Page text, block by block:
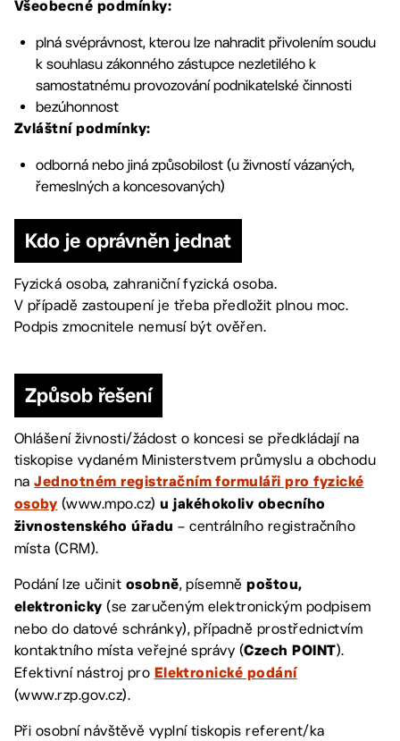
Všeobecné podmínky:
plná svéprávnost, kterou lze nahradit přivolením soudu
k souhlasu zákonného zástupce nezletilého k
samostatnému provozování podnikatelské činnosti
bezúhonnost
Zvláštní podmínky:
odborná nebo jiná způsobilost (u živností vázaných,
řemeslných a koncesovaných)
Kdo je oprávněn jednat
Fyzická osoba, zahraniční fyzická osoba.
V případě zastoupení je třeba předložit plnou moc.
Podpis zmocnitele nemusí být ověřen.
Způsob řešení
Ohlášení živnosti/žádost o koncesi se předkládají na
tiskopise vydaném Ministerstvem průmyslu a obchodu
naJednotném registračním formuláři pro fyzické
osoby (www.mpo.cz)u jakéhokoliv obecního
živnostenského úřadu – centrálního registračního
místa (CRM).
Podání lze učinit osobně, písemněpoštou,
elektronicky (se zaručeným elektronickým podpisem
nebo do datové schránky), případně prostřednictvím
kontaktního místa veřejné správy (Czech POINT).
Efektivní nástroj pro Elektronické podání
(www.rzp.gov.cz).
Při osobní návštěvě vyplní tiskopis referent/ka